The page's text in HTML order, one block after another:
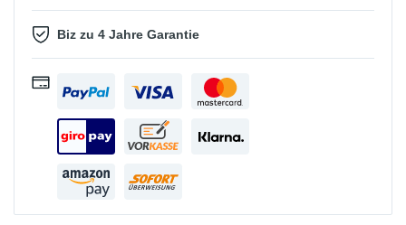
Biz zu 4 Jahre Garantie